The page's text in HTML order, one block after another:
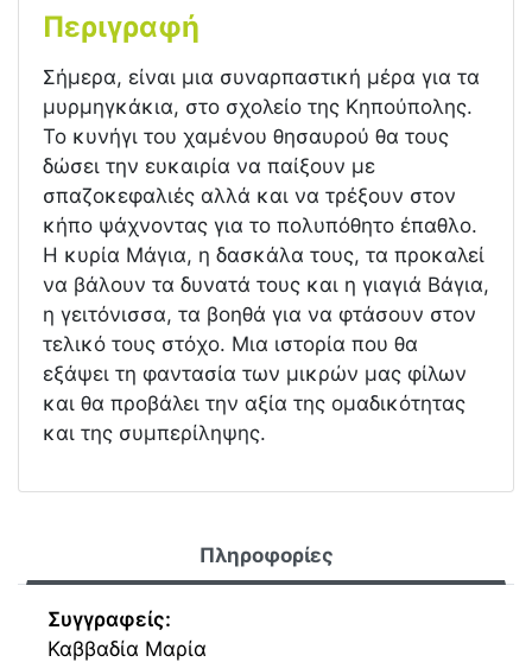
Περιγραφή
Σήμερα, είναι μια συναρπαστική μέρα για τα
μυρμηγκάκια, στο σχολείο της Κηπούπολης.
Το κυνήγι του χαμένου θησαυρού θα τους
δώσει την ευκαιρία να παίξουν με
σπαζοκεφαλιές αλλά και να τρέξουν στον
κήπο ψάχνοντας για το πολυπόθητο έπαθλο.
Η κυρία Μάγια, η δασκάλα τους, τα προκαλεί
να βάλουν τα δυνατά τους και η γιαγιά Βάγια,
η γειτόνισσα, τα βοηθά για να φτάσουν στον
τελικό τους στόχο. Μια ιστορία που θα
εξάψει τη φαντασία των μικρών μας φίλων
και θα προβάλει την αξία της ομαδικότητας
και της συμπερίληψης.
Πληροφορίες
Συγγραφείς:
Καββαδία Μαρία